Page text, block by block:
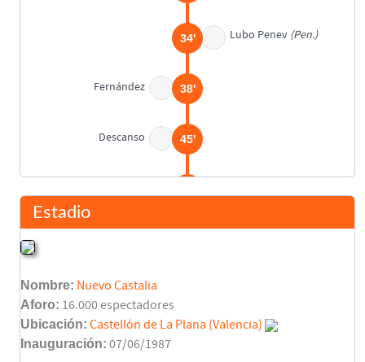
Lubo Penev (Pen.)
34'
Fernández 38'
Descanso 45'
Ayúcar
Víctor
Pelleti
Chimet
Estadio
Nombre: Nuevo Castalia
Aforo: 16.000 espectadores
Ubicación: Castellón de La Plana (Valencia)
Inauguración: 07/06/1987